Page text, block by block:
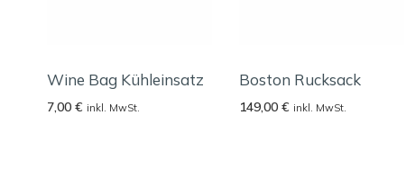
Wine Bag Kühleinsatz
7,00€ inkl. MwSt.
Boston Rucksack
149,00€ inkl. MwSt.